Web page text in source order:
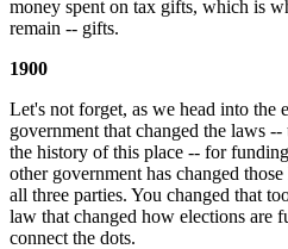
money spent on tax gifts, which is
remain -- gifts.
1900
Let's not forget, as we head into the
government that changed the laws
the history of this place -- for
other government has changed
all three parties. You changed that
law that changed how elections are
connect the dots.